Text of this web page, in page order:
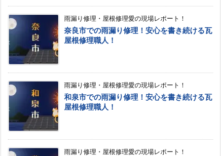
雨漏り修理・屋根修理愛の現場レポート！
奈良市での雨漏り修理！安心を書き続ける瓦
屋根修理職人！
雨漏り修理・屋根修理愛の現場レポート！
和泉市での雨漏り修理！安心を書き続ける瓦
屋根修理職人！
雨漏り修理・屋根修理愛の現場レポート！